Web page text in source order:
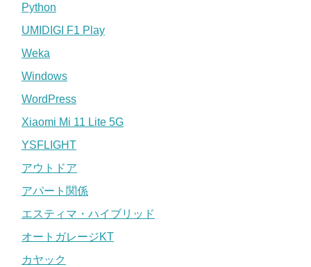
Python
UMIDIGI F1 Play
Weka
Windows
WordPress
Xiaomi Mi 11 Lite 5G
YSFLIGHT
アウトドア
アパート関係
エスティマ・ハイブリッド
オートガレージKT
カヤック